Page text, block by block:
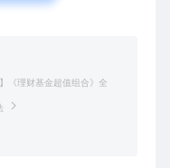
《理财基金超值组合》全